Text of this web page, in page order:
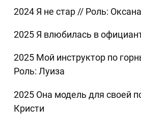
2024 Я не стар // Роль: Оксана
2025 Я влюбилась в
2025 Мой инструктор по
Роль: Луиза
2025 Она модель для своей
Кристи